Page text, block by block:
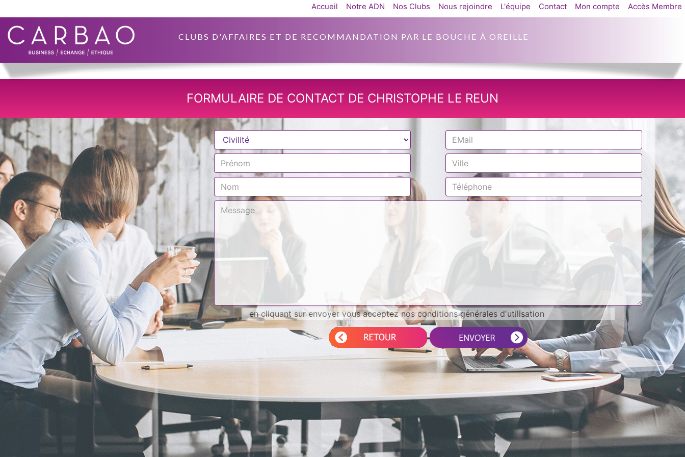
CLUBS D'AFFAIRES ET DE RECOMMANDATION PAR LE BOUCHE À OREILLE
Accueil Notre ADN Nos Clubs Nous rejoindre L'équipe Contact Mon compte Accès Membre
FORMULAIRE DE CONTACT DE CHRISTOPHE LE REUN
en cliquant sur envoyer vous acceptez nos conditions générales d'utilisation